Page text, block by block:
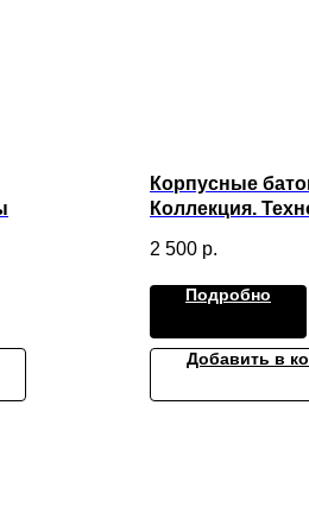
Корпусные
Коллекция.
2 500 р.
Подробно
Добавить в